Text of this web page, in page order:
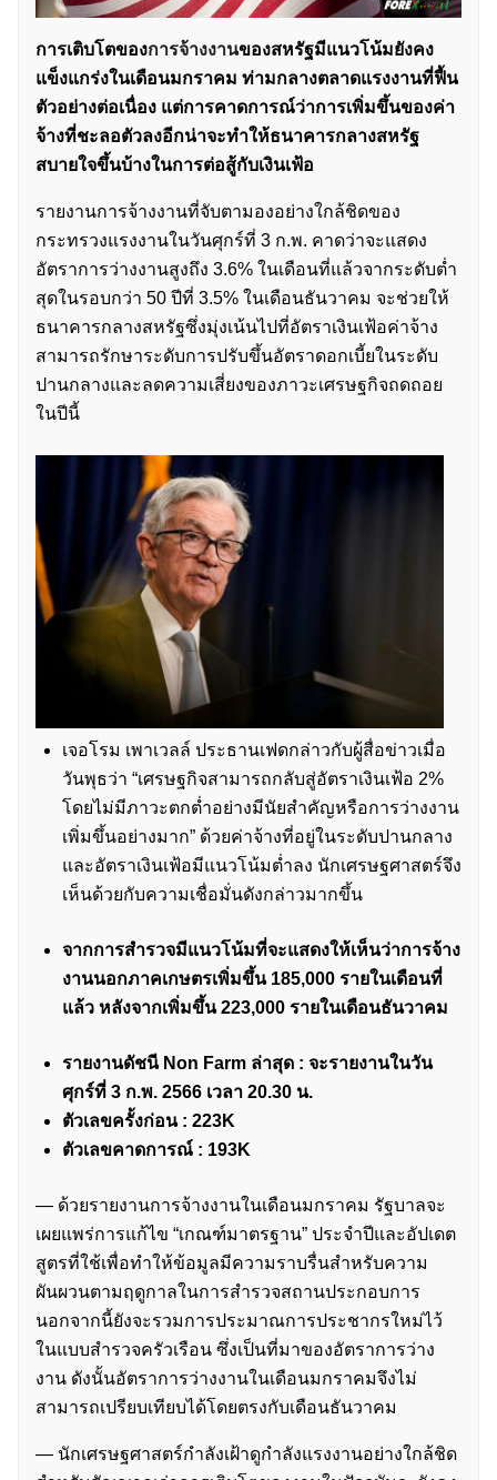
การเติบโตของการจ้างงานของสหรัฐมีแนวโน้มยังคง
แข็งแกร่งในเดือนมกราคม ท่ามกลางตลาดแรงงานที่ฟื้น
ตัวอย่างต่อเนื่อง แต่การคาดการณ์ว่าการเพิ่มขึ้นของค่า
จ้างที่ชะลอตัวลงอีกน่าจะทำให้ธนาคารกลางสหรัฐ
สบายใจขึ้นบ้างในการต่อสู้กับเงินเฟ้อ
รายงานการจ้างงานที่จับตามองอย่างใกล้ชิดของ
กระทรวงแรงงานในวันศุกร์ที่ 3 ก.พ. คาดว่าจะแสดง
อัตราการว่างงานสูงถึง 3.6% ในเดือนที่แล้วจากระดับต่ำ
สุดในรอบกว่า 50 ปีที่ 3.5% ในเดือนธันวาคม จะช่วยให้
ธนาคารกลางสหรัฐซึ่งมุ่งเน้นไปที่อัตราเงินเฟ้อค่าจ้าง
สามารถรักษาระดับการปรับขึ้นอัตราดอกเบี้ยในระดับ
ปานกลางและลดความเสี่ยงของภาวะเศรษฐกิจถดถอย
ในปีนี้
เจอโรม เพาเวลล์ ประธานเฟดกล่าวกับผู้สื่อข่าวเมื่อ
วันพุธว่า “เศรษฐกิจสามารถกลับสู่อัตราเงินเฟ้อ 2%
โดยไม่มีภาวะตกต่ำอย่างมีนัยสำคัญหรือการว่างงาน
เพิ่มขึ้นอย่างมาก” ด้วยค่าจ้างที่อยู่ในระดับปานกลาง
และอัตราเงินเฟ้อมีแนวโน้มต่ำลง นักเศรษฐศาสตร์จึง
เห็นด้วยกับความเชื่อมั่นดังกล่าวมากขึ้น
จากการสำรวจมีแนวโน้มที่จะแสดงให้เห็นว่าการจ้าง
งานนอกภาคเกษตรเพิ่มขึ้น 185,000 รายในเดือนที่
แล้ว หลังจากเพิ่มขึ้น 223,000 รายในเดือนธันวาคม
รายงานดัชนี Non Farm ล่าสุด : จะรายงานในวัน
ศุกร์ที่ 3 ก.พ. 2566 เวลา 20.30 น.
ตัวเลขครั้งก่อน : 223K
ตัวเลขคาดการณ์ : 193K
— ด้วยรายงานการจ้างงานในเดือนมกราคม รัฐบาลจะ
เผยแพร่การแก้ไข “เกณฑ์มาตรฐาน” ประจำปีและอัปเดต
สูตรที่ใช้เพื่อทำให้ข้อมูลมีความราบรื่นสำหรับความ
ผันผวนตามฤดูกาลในการสำรวจสถานประกอบการ
นอกจากนี้ยังจะรวมการประมาณการประชากรใหม่ไว้
ในแบบสำรวจครัวเรือน ซึ่งเป็นที่มาของอัตราการว่าง
งาน ดังนั้นอัตราการว่างงานในเดือนมกราคมจึงไม่
สามารถเปรียบเทียบได้โดยตรงกับเดือนธันวาคม
— นักเศรษฐศาสตร์กำลังเฝ้าดูกำลังแรงงานอย่างใกล้ชิด